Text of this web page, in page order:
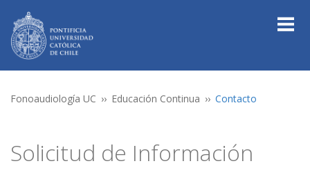
Fonoaudiología UC Educación Continua Contacto
Solicitud de Información